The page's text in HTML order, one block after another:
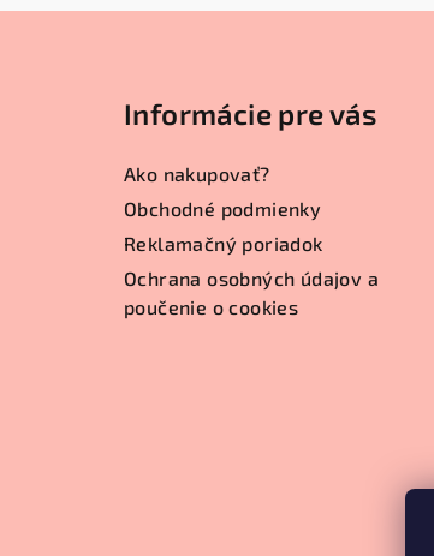
Informácie pre vás
Ako nakupovať?
Obchodné podmienky
Reklamačný poriadok
Ochrana osobných údajov a
poučenie o cookies